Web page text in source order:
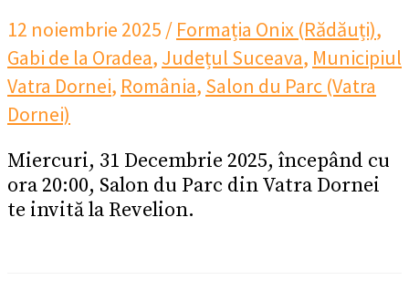
12 noiembrie 2025 / Formația Onix (Rădăuți),
Gabi de la Oradea, Județul Suceava, Municipiul
Vatra Dornei, România, Salon du Parc (Vatra
Dornei)
Miercuri, 31 Decembrie 2025, începând cu
ora 20:00, Salon du Parc din Vatra Dornei
te invită la Revelion.